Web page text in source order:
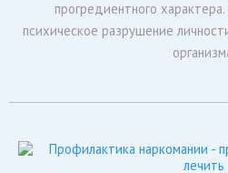
прогредиентного
психическое разрушение